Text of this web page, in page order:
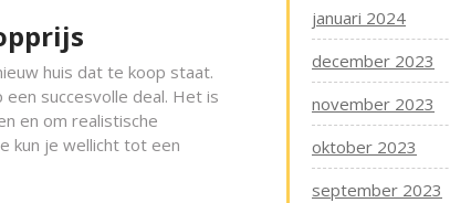
huis dat te koop staat.
succesvolle deal. Het is
en om realistische
kun je wellicht tot een
januari 2024
december 2023
november 2023
oktober 2023
september 2023